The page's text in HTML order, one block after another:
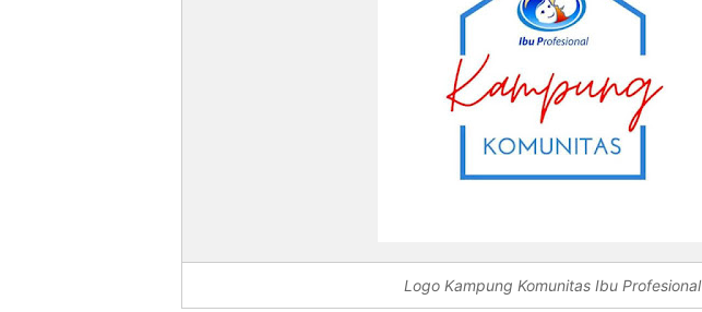
Logo Kampung Komunitas Ibu Profesional